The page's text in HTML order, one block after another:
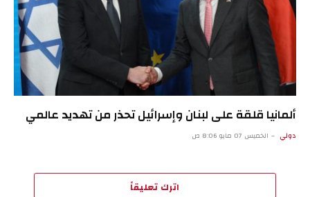
ألمانيا قلقة على لبنان وإسرائيل تحذر من تهديد عالمي
دولي الخميس 07 مايو 8:06 ص
اترك تعليقاً